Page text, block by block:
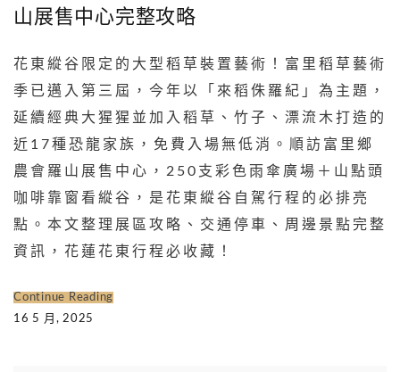
山展售中心完整攻略
花東縱谷限定的大型稻草裝置藝術！富里稻草藝術
季已邁入第三屆，今年以「來稻侏羅紀」為主題，
延續經典大猩猩並加入稻草、竹子、漂流木打造的
近17種恐龍家族，免費入場無低消。順訪富里鄉
農會羅山展售中心，250支彩色雨傘廣場＋山點頭
咖啡靠窗看縱谷，是花東縱谷自駕行程的必排亮
點。本文整理展區攻略、交通停車、周邊景點完整
資訊，花蓮花東行程必收藏！
Continue Reading
16 5 月, 2025